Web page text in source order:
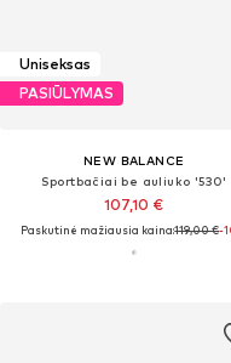
Uniseksas
PASIŪLYMAS
NEW BALANCE
Sportbačiai be auliuko '530'
107,10 €
Paskutinė mažiausia kaina:119,00 €-